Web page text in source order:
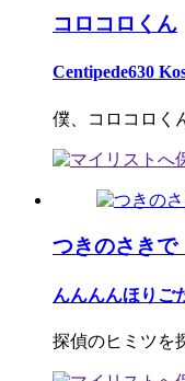
コロコロくん
Centipede630
僕、コロコロく
つきのさき
んんんんほりご
探偵のヒミツを